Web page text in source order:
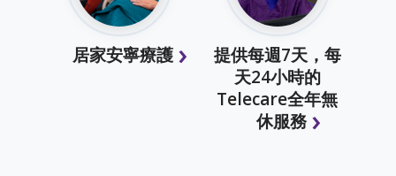
居家安寧療護
提供每週7天，每
天24小時的
Telecare全年無
休服務